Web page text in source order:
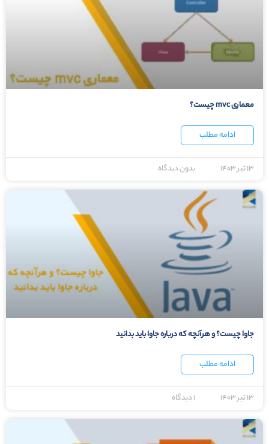
معماری mvc چیست؟
ادامه مطلب
۱۳ تیر ۱۴۰۳ بدون دیدگاه
جاوا چیست؟ و هرآنچه که درباره جاوا باید بدانید
ادامه مطلب
۱۳ تیر ۱۴۰۳